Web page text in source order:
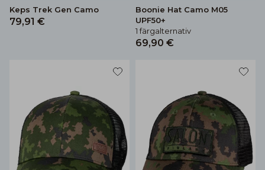
Keps Trek Gen Camo
79,91 €
Boonie Hat Camo M05
UPF50+
1 färgalternativ
69,90 €